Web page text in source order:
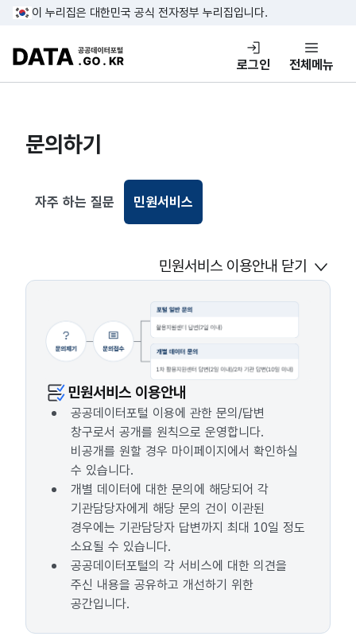
콘텐츠 바로가기
푸터 바로가기
이 누리집은 대한민국 공식 전자정부 누리집입니다.
DATA.GO.KR 공공데이터포털
로그인 전체메뉴
문의하기
자주 하는 질문 민원서비스
선택됨
민원서비스 이용안내 닫기
민원서비스 이용안내
공공데이터포털 이용에 관한 문의/답변
창구로서 공개를 원칙으로 운영합니다.
비공개를 원할 경우 마이페이지에서 확인하실
수 있습니다.
개별 데이터에 대한 문의에 해당되어 각
기관담당자에게 해당 문의 건이 이관된
경우에는 기관담당자 답변까지 최대 10일 정도
소요될 수 있습니다.
공공데이터포털의 각 서비스에 대한 의견을
주신 내용을 공유하고 개선하기 위한
공간입니다.